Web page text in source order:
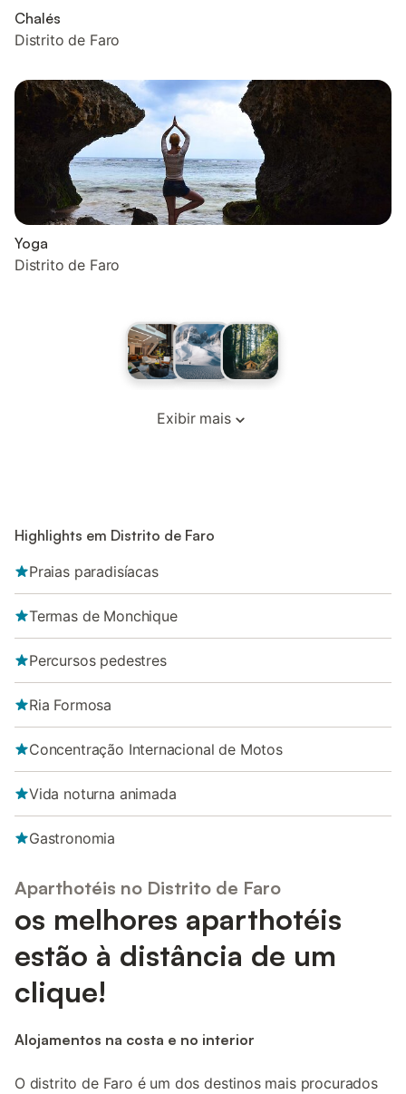
Chalés
Distrito de Faro
Yoga
Distrito de Faro
Exibir mais
Highlights em Distrito de Faro
Praias paradisíacas
Termas de Monchique
Percursos pedestres
Ria Formosa
Concentração Internacional de Motos
Vida noturna animada
Gastronomia
Aparthotéis no Distrito de Faro
os melhores aparthotéis
estão à distância de um
clique!
Alojamentos na costa e no interior
O distrito de Faro é um dos destinos mais procurados